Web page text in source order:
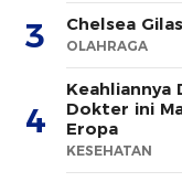
3 Chelsea
OLAHRAGA
4
Keahliannya
Dokter ini
Eropa
KESEHATAN